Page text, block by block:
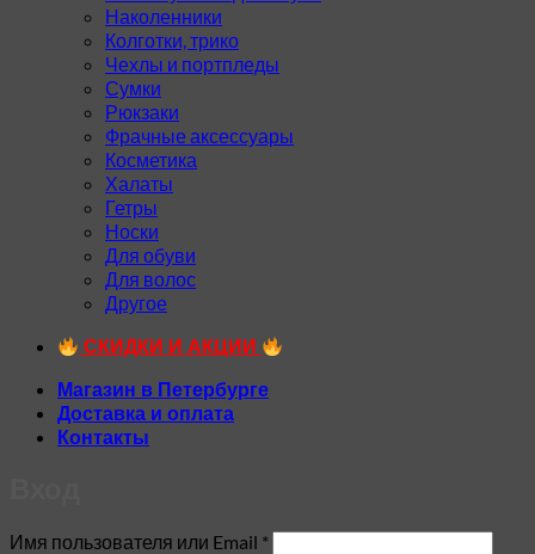
Наколенники
Колготки, трико
Чехлы и портпледы
Сумки
Рюкзаки
Фрачные аксессуары
Косметика
Халаты
Гетры
Носки
Для обуви
Для волос
Другое
СКИДКИ И АКЦИИ
Магазин в Петербурге
Доставка и оплата
Контакты
Имя пользователя или Email *Обязательно